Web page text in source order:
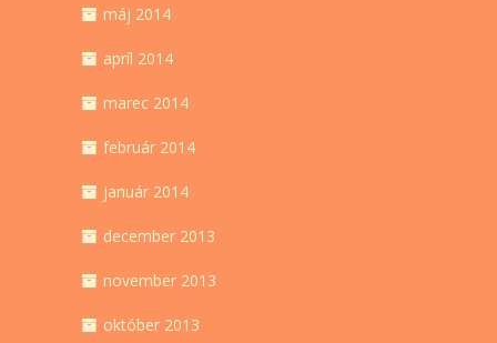
máj 2014
apríl 2014
marec 2014
február 2014
január 2014
december 2013
november 2013
október 2013